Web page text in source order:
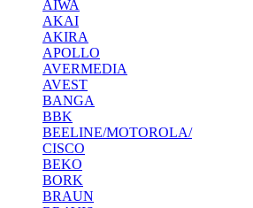
AIWA
AKAI
AKIRA
APOLLO
AVERMEDIA
AVEST
BANGA
BBK
BEELINE/MOTOROLA/
CISCO
BEKO
BORK
BRAUN